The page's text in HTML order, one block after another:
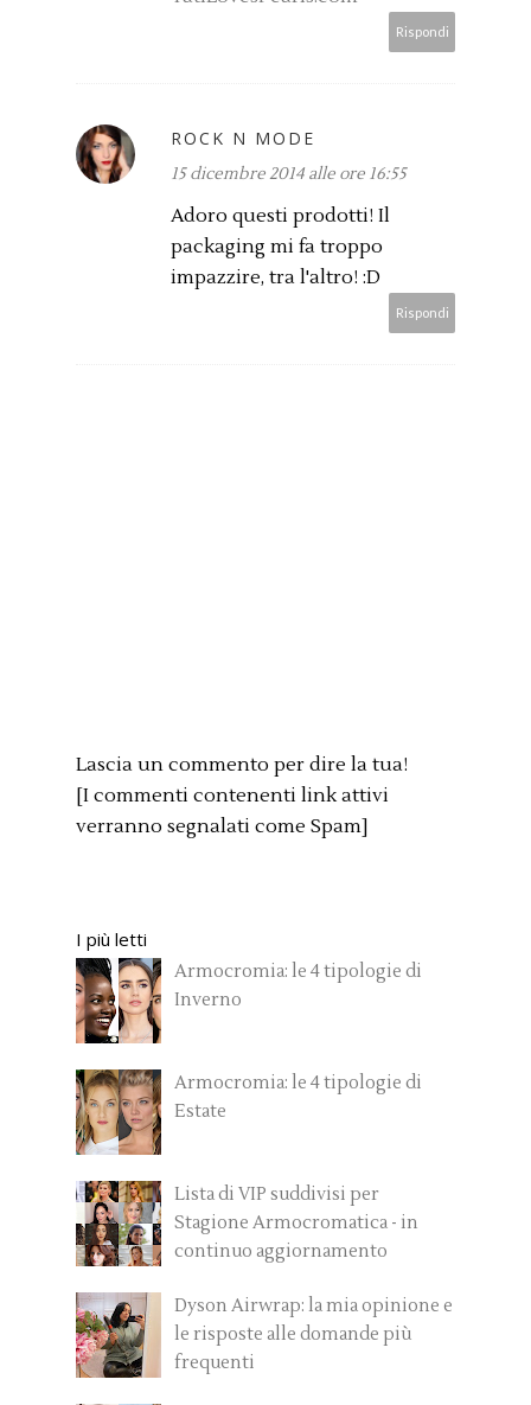
Rispondi
ROCK N MODE
15 dicembre 2014 alle ore 16:55
Adoro questi prodotti! Il
packaging mi fa troppo
impazzire, tra l'altro! :D
Rispondi
Lascia un commento per dire la tua!
[I commenti contenenti link attivi
verranno segnalati come Spam]
I più letti
Armocromia: le 4 tipologie di
Inverno
Armocromia: le 4 tipologie di
Estate
Lista di VIP suddivisi per
Stagione Armocromatica - in
continuo aggiornamento
Dyson Airwrap: la mia opinione e
le risposte alle domande più
frequenti